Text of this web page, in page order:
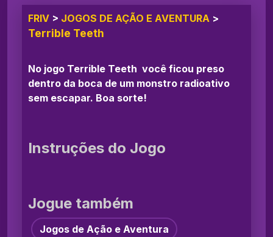
FRIV > JOGOS DE AÇÃO E AVENTURA >
Terrible Teeth
No jogo Terrible Teeth você ficou preso
dentro da boca de um monstro radioativo
sem escapar. Boa sorte!
Instruções do Jogo
Jogue também
Jogos de Ação e Aventura